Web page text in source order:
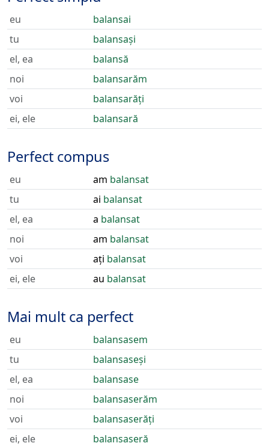
eu
balansai
tu
balansași
el, ea
balansă
noi
balansarăm
voi
balansarăți
ei, ele
balansară
Perfect compus
eu am balansat
tu
ai balansat
el, ea
a balansat
noi
am balansat
voi
ați balansat
ei, ele
au balansat
Mai mult ca perfect
eu
balansasem
tu
balansaseși
el, ea
balansase
noi
balansaserăm
voi
balansaserăți
ei, ele
balansaseră